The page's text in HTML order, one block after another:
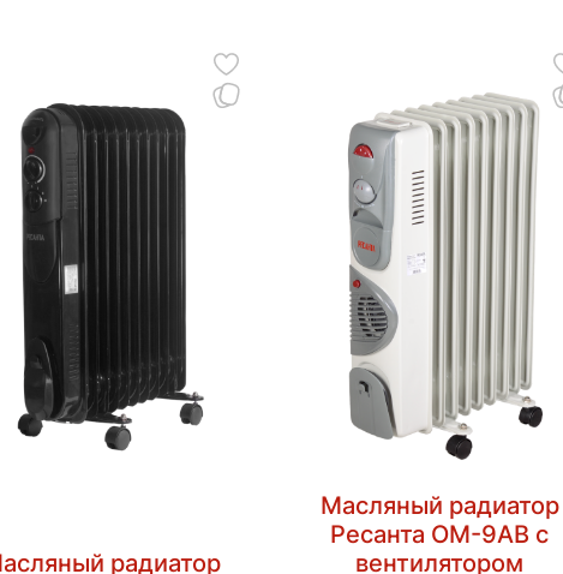
радиатор
Масляный радиатор
Ресанта ОМ-9АВ с
вентилятором